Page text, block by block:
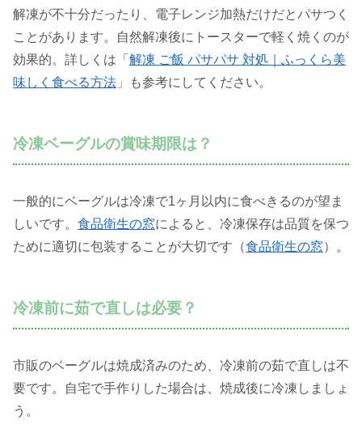
解凍が不十分だったり、電子レンジ加熱だけだとパサつく
ことがあります。自然解凍後にトースターで軽く焼くのが
効果的。詳しくは「 解凍 ご飯 パサパサ 対処｜ふっくら美
味しく食べる方法 」も参考にしてください。
冷凍ベーグルの賞味期限は？
一般的にベーグルは冷凍で1ヶ月以内に食べきるのが望ま
しいです。 食品衛生の窓によると、冷凍保存は品質を保つ
ために適切に包装することが大切です（食品衛生の窓）。
冷凍前に茹で直しは必要？
市販のベーグルは焼成済みのため、冷凍前の茹で直しは不
要です。自宅で手作りした場合は、焼成後に冷凍しましょ
う。